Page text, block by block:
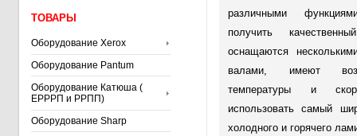
ТОВАРЫ
Оборудование Xerox
Оборудование Pantum
Оборудование Катюша (
ЕРРРП и РРПП)
Оборудование Sharp
различными
получить
оснащаются
валами, имеют
температуры и
использовать самый
холодного и горячего